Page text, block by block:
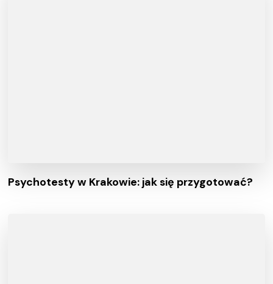
Psychotesty w Krakowie: jak się przygotować?